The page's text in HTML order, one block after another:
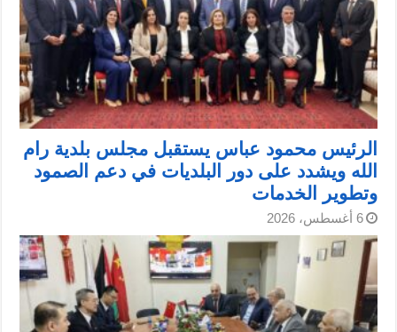
الرئيس محمود عباس يستقبل مجلس بلدية رام
الله ويشدد على دور البلديات في دعم الصمود
وتطوير الخدمات
6 أغسطس، 2026